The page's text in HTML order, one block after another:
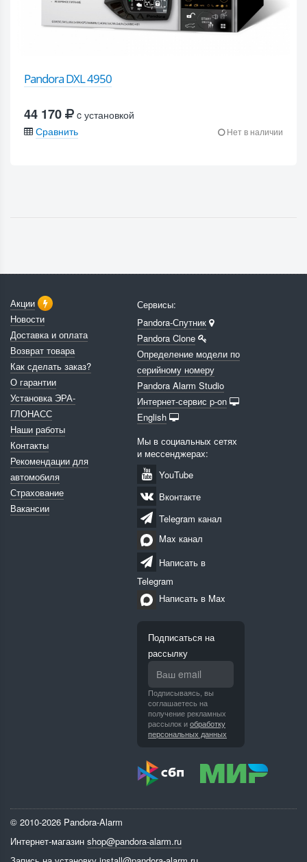
Pandora DXL 4950
44 170
c установкой
Сравнить
Нет в наличии
Акции
Новости
Доставка и оплата
Возврат товара
Как сделать заказ?
О гарантии
Установка ЭРА-
ГЛОНАСС
Наши работы
Контакты
Рекомендации для
автомобиля
Страхование
Вакансии
Сервисы:
Pandora-Спутник
Pandora Clone
Определение модели по
серийному номеру
Pandora Alarm Studio
Интернет-сервис p-on
English
Мы в социальных сетях
и мессенджерах:
YouTube
Вконтакте
Telegram канал
Max канал
Написать в
Telegram
Написать в Max
Подписаться на
рассылку
Подписываясь, вы
соглашаетесь на
получение рекламных
рассылок иобработку
персональных данных
© 2010-2026 Pandora-Alarm
Интернет-магазин shop@pandora-alarm.ru